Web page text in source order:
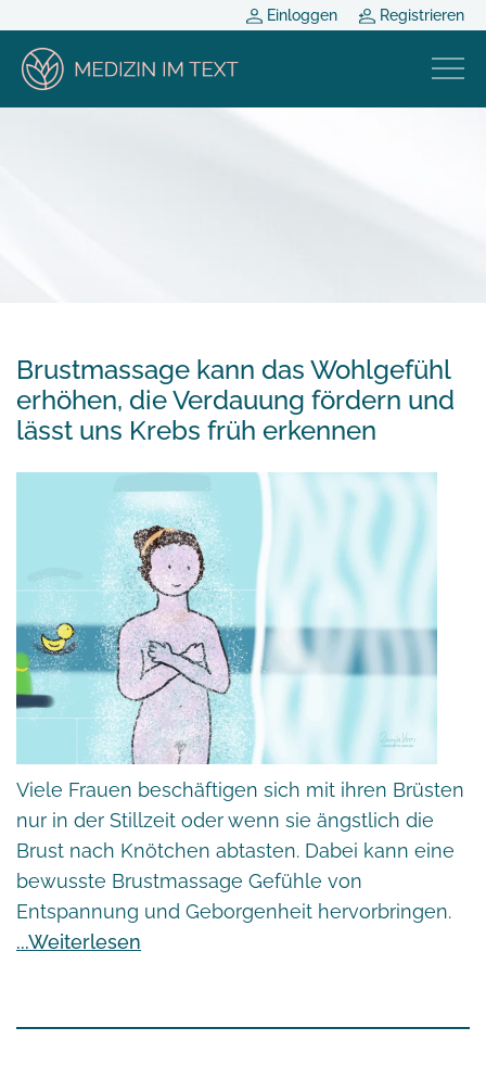
Einloggen Registrieren
Brustmassage kann das Wohlgefühl
erhöhen, die Verdauung fördern und
lässt uns Krebs früh erkennen
Viele Frauen beschäftigen sich mit ihren Brüsten
nur in der Stillzeit oder wenn sie ängstlich die
Brust nach Knötchen abtasten. Dabei kann eine
bewusste Brustmassage Gefühle von
Entspannung und Geborgenheit hervorbringen.
Weiterlesen